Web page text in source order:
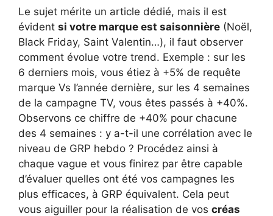
Le sujet mérite un article dédié, mais il est
évident si votre marque est saisonnière (Noël,
Black Friday, Saint Valentin…), il faut observer
comment évolue votre trend. Exemple : sur les
6 derniers mois, vous étiez à +5% de requête
marque Vs l’année dernière, sur les 4 semaines
de la campagne TV, vous êtes passés à +40%.
Observons ce chiffre de +40% pour chacune
des 4 semaines : y a-t-il une corrélation avec le
niveau de GRP hebdo ? Procédez ainsi à
chaque vague et vous finirez par être capable
d’évaluer quelles ont été vos campagnes les
plus efficaces, à GRP équivalent. Cela peut
vous aiguiller pour la réalisation de vos créas